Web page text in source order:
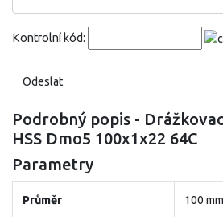
Kontrolní kód:
Podrobný popis -
HSS Dmo5 100x1x22 64C
Parametry
Průměr 100 mm